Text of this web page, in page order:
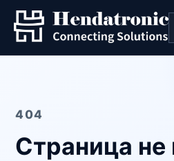
404
Страница не